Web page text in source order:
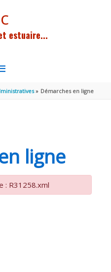
estuaire...
Démarches en ligne
ligne
: R31258.xml